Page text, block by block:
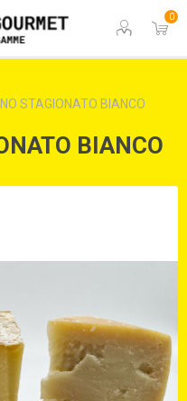
0
STAGIONATO BIANCO
BIANCO